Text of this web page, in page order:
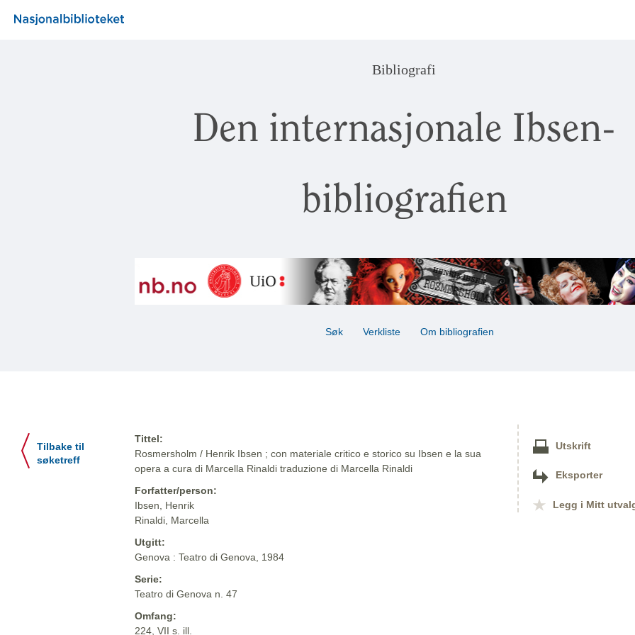
Bibliografi
Den internasjonale Ibsen-
bibliografien
Søk Verkliste Om bibliografien
Tilbake til
søketreff
Tittel:
Rosmersholm / Henrik Ibsen ; con materiale critico e storico su Ibsen e la sua
opera a cura di Marcella Rinaldi traduzione di Marcella Rinaldi
Forfatter/person:
Ibsen, Henrik
Rinaldi, Marcella
Utgitt:
Genova : Teatro di Genova, 1984
Serie:
Teatro di Genova n. 47
Omfang:
224, VII s. ill.
Utskrift
Eksporter
Legg i Mitt